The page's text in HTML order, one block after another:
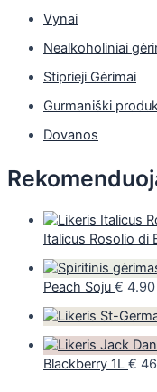
Vynai
Nealkoholiniai
Stiprieji Gėrimai
Gurmaniški
Dovanos
Italicus Rosolio di
Peach Soju € 4.90
Blackberry 1L €